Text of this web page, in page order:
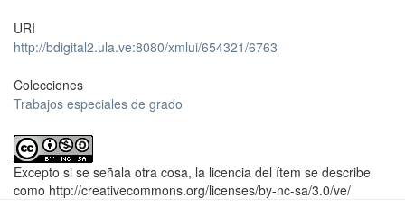
URI
http://bdigital2.ula.ve:8080/xmlui/654321/6763
Colecciones
Trabajos especiales de grado
Excepto si se señala otra cosa, la licencia del ítem se describe
como http://creativecommons.org/licenses/by-nc-sa/3.0/ve/